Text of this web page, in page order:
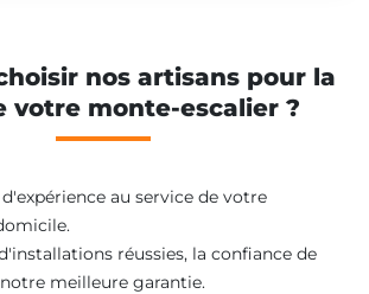
nos artisans pour la
votre monte-escalier ?
d'expérience au service de votre
réussies, la confiance de
meilleure garantie.